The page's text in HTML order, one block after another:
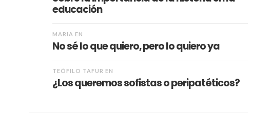
educación
MARIA EN
No sé lo que quiero, pero lo quiero ya
TEÓFILO TAFUR EN
¿Los queremos sofistas o peripatéticos?